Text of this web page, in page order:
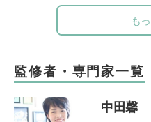
も
監修者・専門家一覧
中田馨